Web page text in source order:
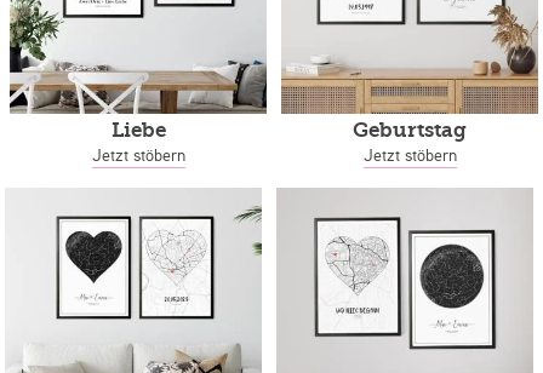
Liebe
Jetzt stöbern
Geburtstag
Jetzt stöbern